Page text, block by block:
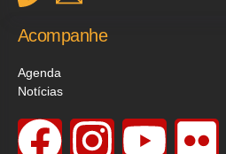
Acompanhe
Agenda
Notícias